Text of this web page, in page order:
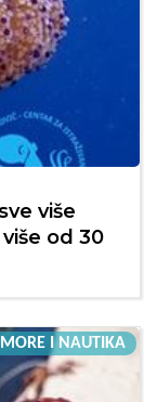
više
od 30
MORE I NAUTIKA